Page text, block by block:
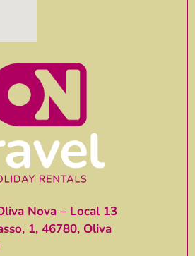
Nova – Local 13
1, 46780, Oliva